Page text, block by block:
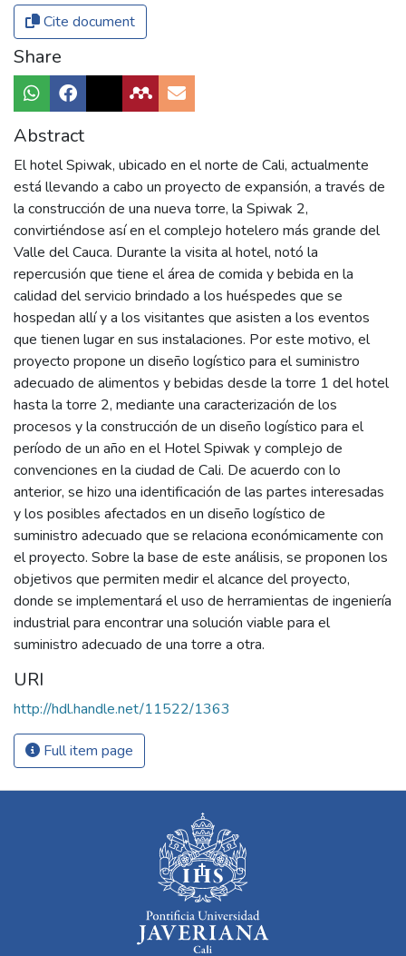
Cite document
Share
Abstract
El hotel Spiwak, ubicado en el norte de Cali, actualmente
está llevando a cabo un proyecto de expansión, a través de
la construcción de una nueva torre, la Spiwak 2,
convirtiéndose así en el complejo hotelero más grande del
Valle del Cauca. Durante la visita al hotel, notó la
repercusión que tiene el área de comida y bebida en la
calidad del servicio brindado a los huéspedes que se
hospedan allí y a los visitantes que asisten a los eventos
que tienen lugar en sus instalaciones. Por este motivo, el
proyecto propone un diseño logístico para el suministro
adecuado de alimentos y bebidas desde la torre 1 del hotel
hasta la torre 2, mediante una caracterización de los
procesos y la construcción de un diseño logístico para el
período de un año en el Hotel Spiwak y complejo de
convenciones en la ciudad de Cali. De acuerdo con lo
anterior, se hizo una identificación de las partes interesadas
y los posibles afectados en un diseño logístico de
suministro adecuado que se relaciona económicamente con
el proyecto. Sobre la base de este análisis, se proponen los
objetivos que permiten medir el alcance del proyecto,
donde se implementará el uso de herramientas de ingeniería
industrial para encontrar una solución viable para el
suministro adecuado de una torre a otra.
URI
http://hdl.handle.net/11522/1363
Full item page